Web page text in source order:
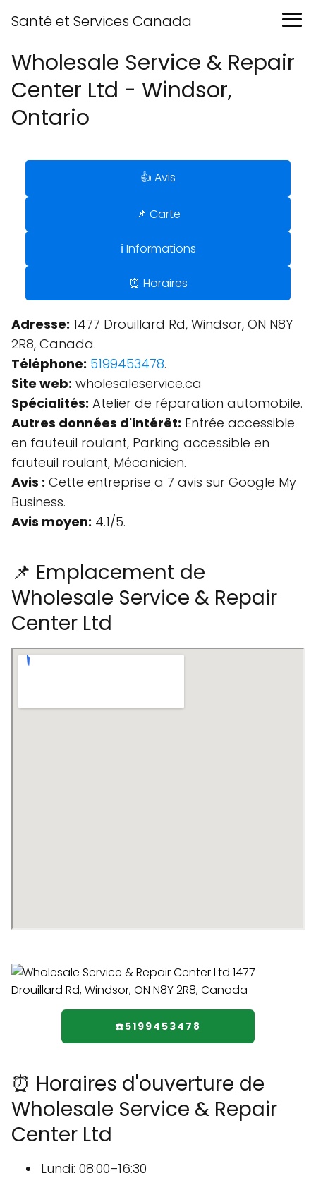
Santé et Services Canada
Wholesale Service & Repair
Center Ltd - Windsor,
Ontario
👍 Avis
📌 Carte
ℹ️ Informations
⏰ Horaires
Adresse: 1477 Drouillard Rd, Windsor, ON N8Y
2R8, Canada.
Téléphone: 5199453478.
Site web: wholesaleservice.ca
Spécialités: Atelier de réparation automobile.
Autres données d'intérêt: Entrée accessible
en fauteuil roulant, Parking accessible en
fauteuil roulant, Mécanicien.
Avis : Cette entreprise a 7 avis sur Google My
Business.
Avis moyen: 4.1/5.
📌 Emplacement de
Wholesale Service & Repair
Center Ltd
☎️5199453478
⏰ Horaires d'ouverture de
Wholesale Service & Repair
Center Ltd
Lundi: 08:00–16:30